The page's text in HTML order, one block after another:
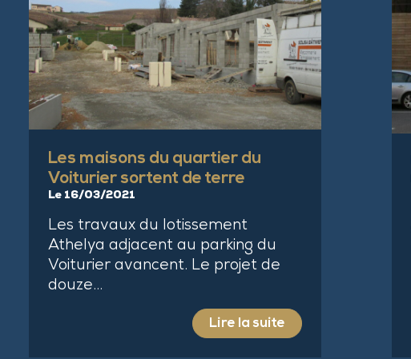
Les maisons du quartier du
Voiturier sortent de terre
Le 16/03/2021
Les travaux du lotissement
Athelya adjacent au parking du
Voiturier avancent. Le projet de
douze…
Lire la suite